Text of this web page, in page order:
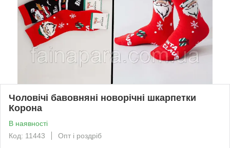
Чоловічі бавовняні новорічні шкарпетки
Корона
В наявності
Код: 11443
Опт і роздріб